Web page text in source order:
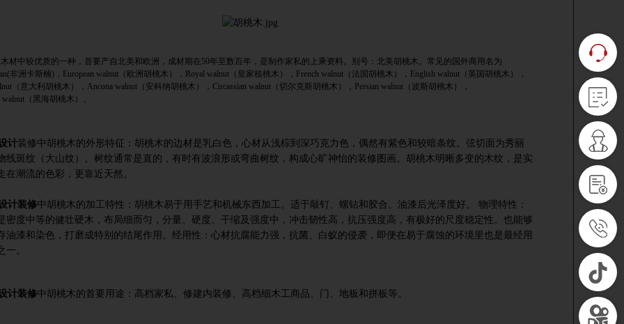
材中较优质的一种，首要产自北美和欧洲，成材期在50年至数百年，是制作家私的上乘资料。别号：北美胡桃木。常见的国外商用名为
非洲卡斯楠) ， European walnut （欧洲胡桃木）， Royal walnut （皇家核桃木）， French walnut （法国胡桃木）， English walnut （英国胡桃木），
（意大利胡桃木）， Ancona walnut （安科纳胡桃木）， Circassian walnut （切尔克斯胡桃木）， Persian walnut （波斯胡桃木），
walnut （黑海胡桃木）。
计装修中胡桃木的外形特征：胡桃木的边材是乳白色，心材从浅棕到深巧克力色，偶然有紫色和较暗条纹。弦切面为秀丽
线斑纹（大山纹）。树纹通常是直的，有时有波浪形或弯曲树纹，构成心旷神怡的装修图画。胡桃木明晰多变的木纹，是实
在潮流的色彩，更靠近天然。
计装修中胡桃木的加工特性：胡桃木易于用手艺和机械东西加工。适于敲钉、螺钻和胶合。油漆后光泽度好。 物理特性：
密度中等的健壮硬木，布局细而匀，分量、硬度、干缩及强度中，冲击韧性高，抗压强度高，有极好的尺度稳定性。也能够
油漆和染色，打磨成特别的结尾作用。经用性：心材抗腐能力强，抗菌、白蚁的侵袭，即便在易于腐蚀的环境里也是最经用
一。
计装修中胡桃木的首要用途：高档家私、修建内装修、高档细木工商品、门、地板和拼板等。